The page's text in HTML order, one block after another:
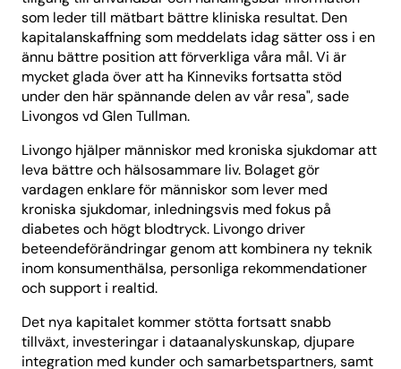
som leder till mätbart bättre kliniska resultat. Den
kapitalanskaffning som meddelats idag sätter oss i en
ännu bättre position att förverkliga våra mål. Vi är
mycket glada över att ha Kinneviks fortsatta stöd
under den här spännande delen av vår resa", sade
Livongos vd Glen Tullman.
Livongo hjälper människor med kroniska sjukdomar att
leva bättre och hälsosammare liv. Bolaget gör
vardagen enklare för människor som lever med
kroniska sjukdomar, inledningsvis med fokus på
diabetes och högt blodtryck. Livongo driver
beteendeförändringar genom att kombinera ny teknik
inom konsumenthälsa, personliga rekommendationer
och support i realtid.
Det nya kapitalet kommer stötta fortsatt snabb
tillväxt, investeringar i dataanalyskunskap, djupare
integration med kunder och samarbetspartners, samt